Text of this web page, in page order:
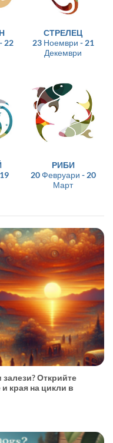
22
СТРЕЛЕЦ
23 Ноември - 21
Декември
РИБИ
20 Февруари - 20
Март
Открийте
края на цикли в